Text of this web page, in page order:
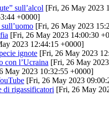
sull’alcol [Fri, 26 May 2023
+0000]
[Fri, 26 May 2023
[Fri, 26 May 2023 14:00:30
2023 12:44:15 +0000]
ignote [Fri, 26 May 2023
con l’Ucraina [Fri, 26 May
May 2023 10:32:55 +0000]
[Fri, 26 May 2023
di rigassificatori [Fri, 26 May